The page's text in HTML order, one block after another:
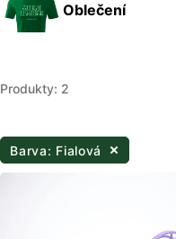
Oblečení
Produkty: 2
Barva: Fialová